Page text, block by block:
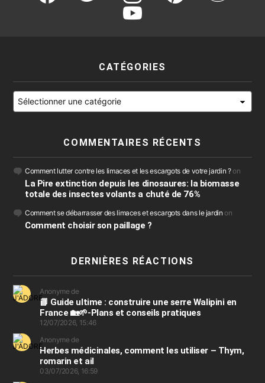
youtube
CATÉGORIES
Catégories
COMMENTAIRES RÉCENTS
Comment lutter contre les limaces et les escargots de votre jardin ?on
La Pire extinction depuis les dinosaures: la biomasse
totale des insectes volants a chuté de 76%
Comment se débarrasser des limaces et escargots dans le jardin on
Comment choisir son paillage ?
DERNIÈRES RÉACTIONS
Anonyme de
📘 Guide ultime : construire une serre Walipini en
France 🏡🌱-Plans et conseils pratiques
12/07/2026, 15:46
Anonyme de
Herbes médicinales, comment les utiliser – Thym,
romarin et ail
03/07/2026, 16:59